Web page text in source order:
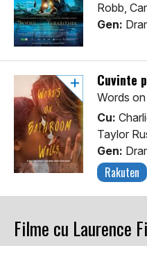
Robb,
Gen:
Cuvinte
Words
Cu:
Taylor
Gen:
Rakuten
Filme cu Laurence